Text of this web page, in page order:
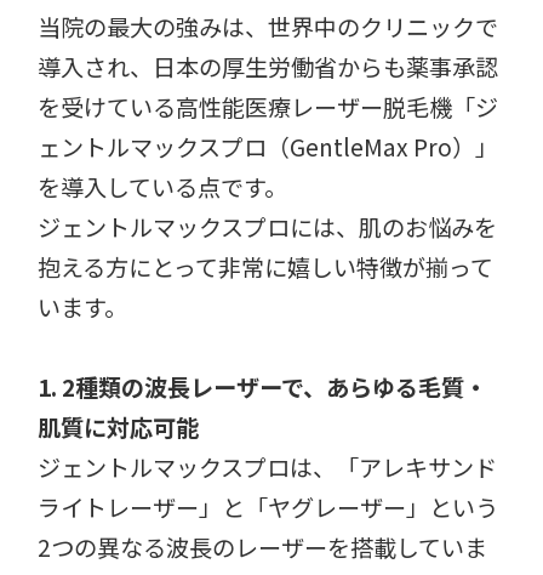
当院の最大の強みは、世界中のクリニックで
導入され、日本の厚生労働省からも薬事承認
を受けている高性能医療レーザー脱毛機「ジ
ェントルマックスプロ（GentleMax Pro）」
を導入している点です。
ジェントルマックスプロには、肌のお悩みを
抱える方にとって非常に嬉しい特徴が揃って
います。
1. 2種類の波長レーザーで、あらゆる毛質・
肌質に対応可能
ジェントルマックスプロは、「アレキサンド
ライトレーザー」と「ヤグレーザー」という
2つの異なる波長のレーザーを搭載していま